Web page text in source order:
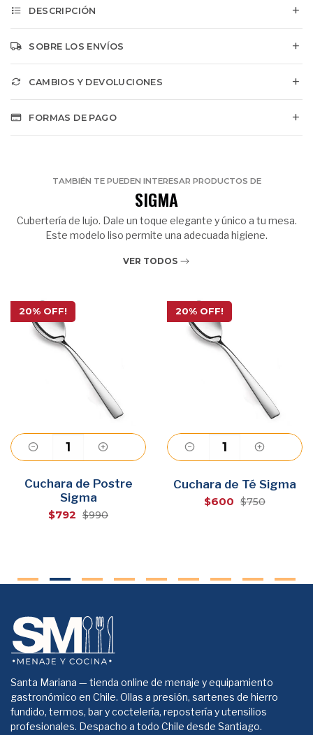
DESCRIPCIÓN
SOBRE LOS ENVÍOS
CAMBIOS Y DEVOLUCIONES
FORMAS DE PAGO
TAMBIÉN TE PUEDEN INTERESAR PRODUCTOS DE
SIGMA
Cubertería de lujo. Dale un toque elegante y único a tu mesa.
Este modelo liso permite una adecuada higiene.
VER TODOS
Agregar
20% OFF!
Cuchara de Postre
Sigma
$792 $990
Agregar
20% OFF!
Cuchara de Té Sigma
$600 $750
Santa Mariana — tienda online de menaje y equipamiento
gastronómico en Chile. Ollas a presión, sartenes de hierro
fundido, termos, bar y coctelería, repostería y utensilios
profesionales. Despacho a todo Chile desde Santiago.